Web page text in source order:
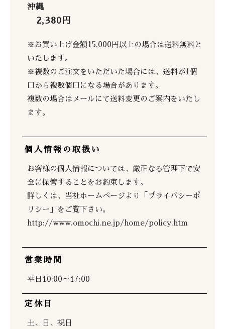
沖縄
2,380円
※お買い上げ金額15,000円以上の場合は送料無料と
いたします。
※複数のご注文をいただいた場合には、送料が1個
口から複数個口になる場合があります。
複数の場合はメールにて送料変更のご案内をいたし
ます。
個人情報の取扱い
お客様の個人情報については、厳正なる管理下で安
全に保管することをお約束します。
詳しくは、当社ホームページより「プライバシーポ
リシー」をご覧下さい。
http://www.omochi.ne.jp/home/policy.htm
営業時間
平日10:00～17:00
定休日
土、日、祝日